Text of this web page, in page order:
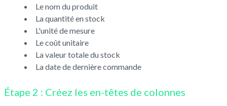
Le nom du produit
La quantité en stock
L'unité de mesure
Le coût unitaire
La valeur totale du stock
La date de dernière commande
Étape 2 : Créez les en-têtes de colonnes